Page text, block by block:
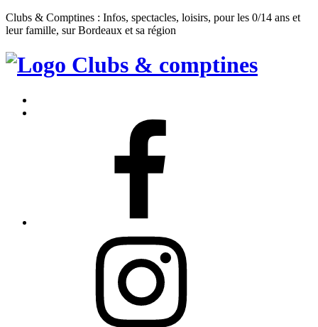
Clubs & Comptines : Infos, spectacles, loisirs, pour les 0/14 ans et
leur famille, sur Bordeaux et sa région
Clubs
Comptines